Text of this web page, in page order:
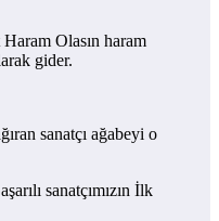
Olasın haram
gider.
sanatçı ağabeyi o
sanatçımızın İlk